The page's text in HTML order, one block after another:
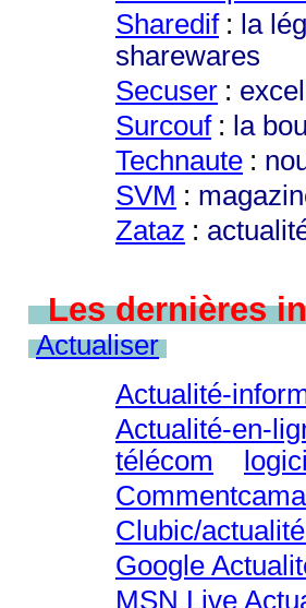
Sharedif : la
sharewares
Secuser :
Surcouf : la
Technaute :
SVM :
Zataz :
Les dernières
Actualiser
Actualité-
Actualité-en-
télécom
Clubic/
Google
MSN Live